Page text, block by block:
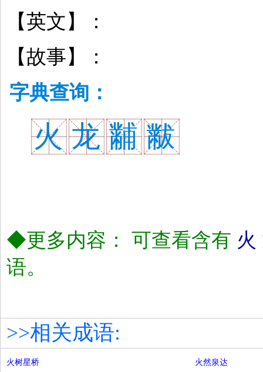
【英文】：
【故事】：
字典查询：
火 龙 黼 黻
◆更多内容： 可查看含有 火
语。
>>相关成语:
火树星桥 火然泉达